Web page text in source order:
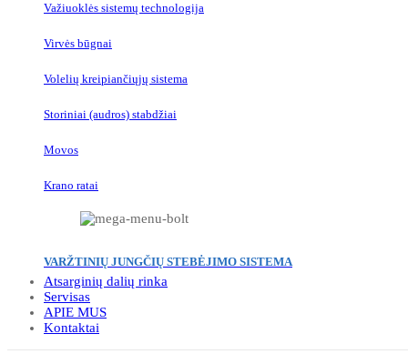
Važiuoklės sistemų technologija
Virvės būgnai
Volelių kreipiančiųjų sistema
Storiniai (audros) stabdžiai
Movos
Krano ratai
VARŽTINIŲ JUNGČIŲ STEBĖJIMO SISTEMA
Atsarginių dalių rinka
Servisas
APIE MUS
Kontaktai